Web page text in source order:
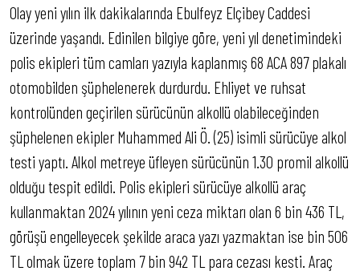
Olay yeni yılın ilk dakikalarında Ebulfeyz Elçibey Caddesi
üzerinde yaşandı. Edinilen bilgiye göre, yeni yıl denetimindeki
polis ekipleri tüm camları yazıyla kaplanmış 68 ACA 897 plakalı
otomobilden şüphelenerek durdurdu. Ehliyet ve ruhsat
kontrolünden geçirilen sürücünün alkollü olabileceğinden
şüphelenen ekipler Muhammed Ali Ö. (25) isimli sürücüye alkol
testi yaptı. Alkol metreye üfleyen sürücünün 1.30 promil alkollü
olduğu tespit edildi. Polis ekipleri sürücüye alkollü araç
kullanmaktan 2024 yılının yeni ceza miktarı olan 6 bin 436 TL,
görüşü engelleyecek şekilde araca yazı yazmaktan ise bin 506
TL olmak üzere toplam 7 bin 942 TL para cezası kesti. Araç